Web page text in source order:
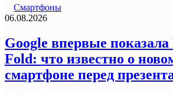
Смартфоны
06.08.2026
Google впервые
Fold: что известно о
смартфоне перед